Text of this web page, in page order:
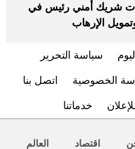
شريك أمني رئيس في
الإرهاب
سياسة التحرير
الخصوصية اتصل بنا
خدماتنا
اقتصاد العالم